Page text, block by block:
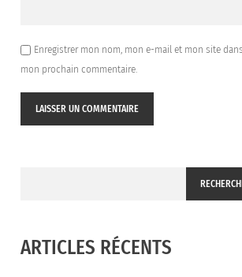
Enregistrer mon nom, mon e-mail et mon site
mon prochain commentaire.
ARTICLES RÉCENTS